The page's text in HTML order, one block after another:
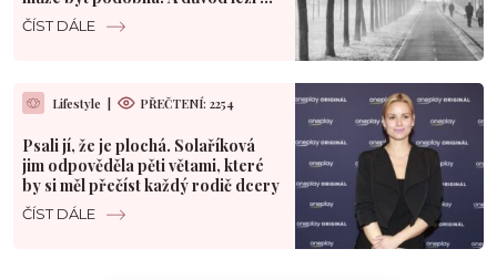
Pacifiku
ČÍST DÁLE
Lifestyle | PŘEČTENÍ: 2254
Psali jí, že je plochá. Solaříková
jim odpověděla pěti větami, které
by si měl přečíst každý rodič dcery
ČÍST DÁLE